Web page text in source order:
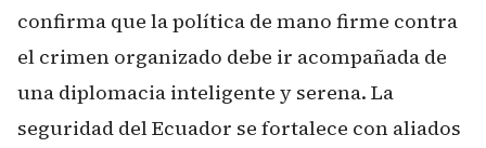
confirma que la política de mano firme contra
el crimen organizado debe ir acompañada de
una diplomacia inteligente y serena. La
seguridad del Ecuador se fortalece con aliados